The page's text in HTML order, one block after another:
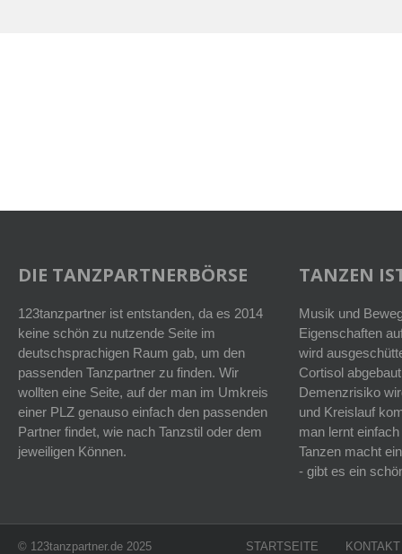
DIE TANZPARTNERBÖRSE
123tanzpartner ist entstanden, da es 2014
keine schön zu nutzende Seite im
deutschsprachigen Raum gab, um den
passenden Tanzpartner zu finden. Wir
wollten eine Seite, auf der man im Umkreis
einer PLZ genauso einfach den passenden
Partner findet, wie nach Tanzstil oder dem
jeweiligen Können.
TANZEN
Musik und
Eigenschaften
wird
Cortisol
Demenzrisiko
und Kreislauf
man lernt
Tanzen macht
- gibt es ein
© 123tanzpartner.de 2025 STARTSEITE